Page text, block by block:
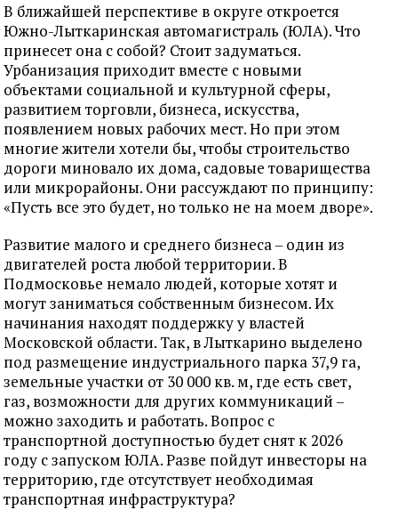
В ближайшей перспективе в округе откроется
Южно-Лыткаринская автомагистраль (ЮЛА). Что
принесет она с собой? Стоит задуматься.
Урбанизация приходит вместе с новыми
объектами социальной и культурной сферы,
развитием торговли, бизнеса, искусства,
появлением новых рабочих мест. Но при этом
многие жители хотели бы, чтобы строительство
дороги миновало их дома, садовые товарищества
или микрорайоны. Они рассуждают по принципу:
«Пусть все это будет, но только не на моем дворе».
Развитие малого и среднего бизнеса – один из
двигателей роста любой территории. В
Подмосковье немало людей, которые хотят и
могут заниматься собственным бизнесом. Их
начинания находят поддержку у властей
Московской области. Так, в Лыткарино выделено
под размещение индустриального парка 37,9 га,
земельные участки от 30 000 кв. м, где есть свет,
газ, возможности для других коммуникаций –
можно заходить и работать. Вопрос с
транспортной доступностью будет снят к 2026
году с запуском ЮЛА. Разве пойдут инвесторы на
территорию, где отсутствует необходимая
транспортная инфраструктура?